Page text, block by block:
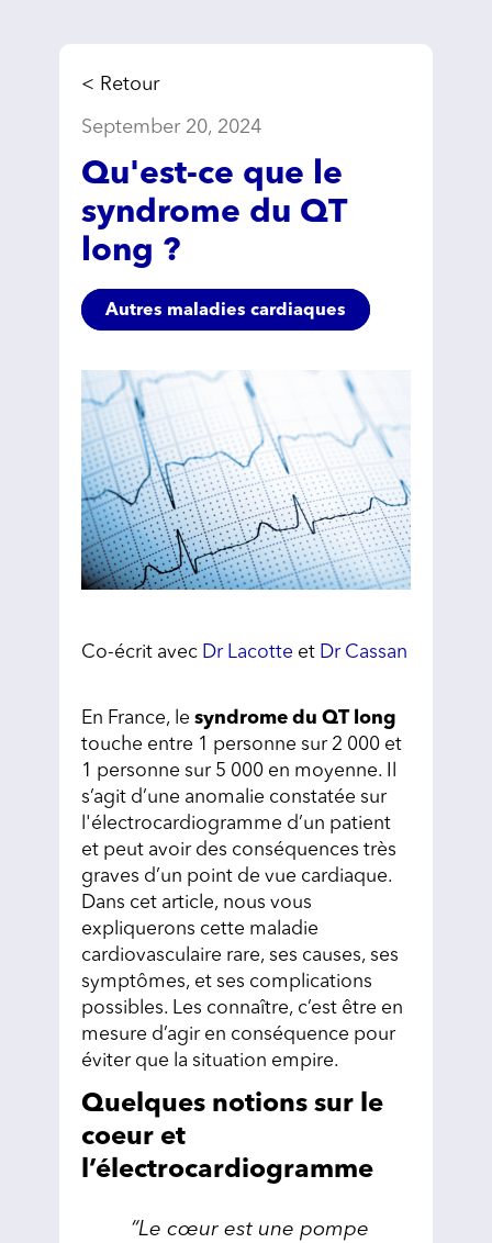
< Retour
September 20, 2024
Qu'est-ce que le
syndrome du QT
long ?
Autres maladies cardiaques
Co-écrit avec Dr Lacotte et Dr Cassan
En France, le syndrome du QT long
touche entre 1 personne sur 2 000 et
1 personne sur 5 000 en moyenne. Il
s’agit d’une anomalie constatée sur
l'électrocardiogramme d’un patient
et peut avoir des conséquences très
graves d’un point de vue cardiaque.
Dans cet article, nous vous
expliquerons cette maladie
cardiovasculaire rare, ses causes, ses
symptômes, et ses complications
possibles. Les connaître, c’est être en
mesure d’agir en conséquence pour
éviter que la situation empire.
Quelques notions sur le
coeur et
l’électrocardiogramme
“Le cœur est une pompe